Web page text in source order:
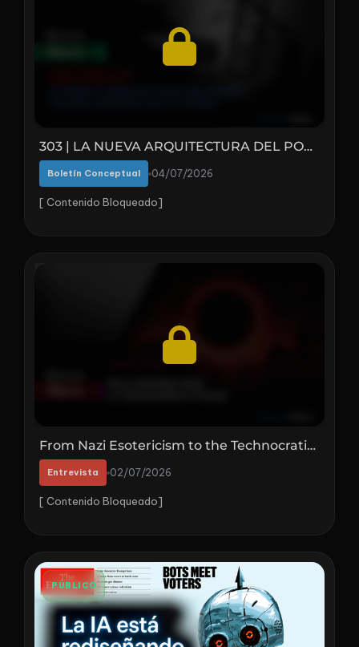
303 | LA NUEVA ARQUITECTURA DEL PODER
Boletín Conceptual 04/07/2026
[ Contenido Bloqueado]
From Nazi Esotericism to the Technocratic Future | With Matt Ehret
Entrevista 02/07/2026
[ Contenido Bloqueado]
PÚBLICO